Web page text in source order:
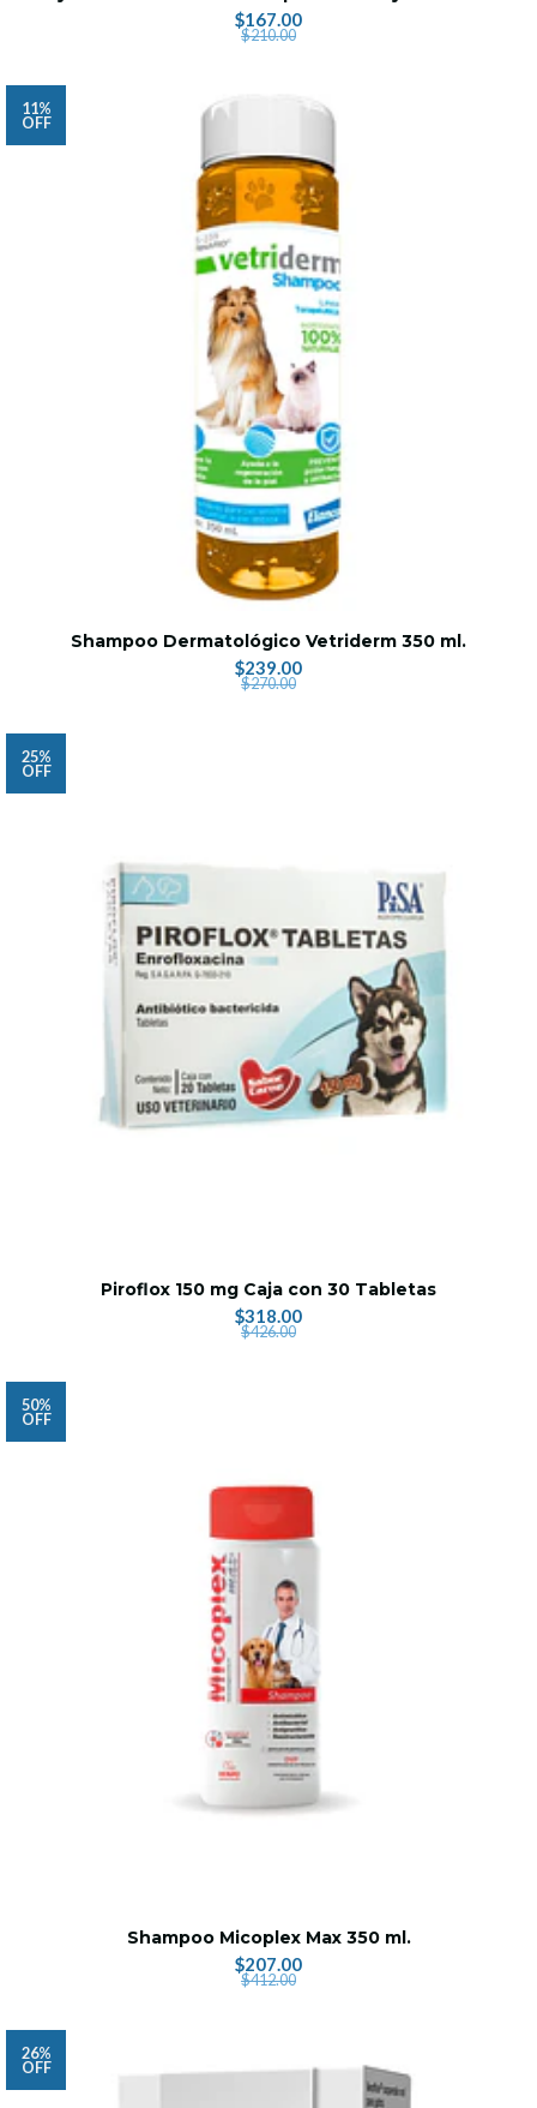
$167.00
$210.00
11%
OFF
Shampoo Dermatológico Vetriderm 350 ml.
$239.00
$270.00
25%
OFF
Piroflox 150 mg Caja con 30 Tabletas
$318.00
$426.00
50%
OFF
Shampoo Micoplex Max 350 ml.
$207.00
$412.00
26%
OFF